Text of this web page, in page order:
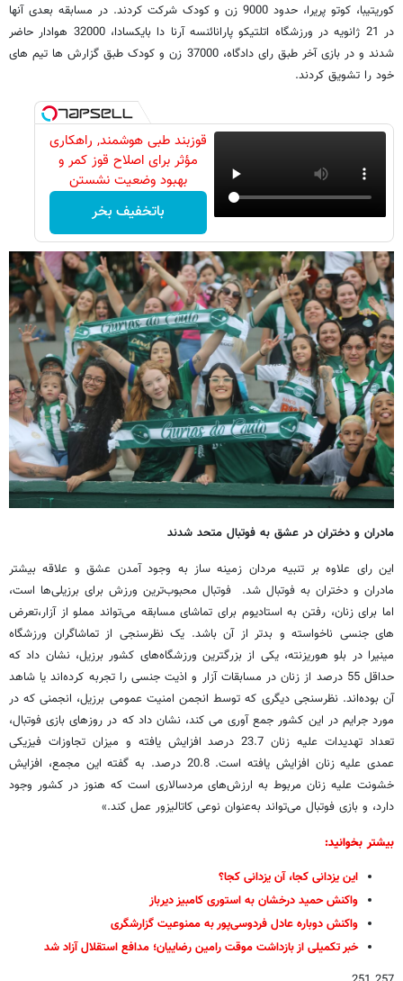
کوریتیبا، کوتو پریرا، حدود 9000 زن و کودک شرکت کردند. در مسابقه بعدی آنها
در 21 ژانویه در ورزشگاه اتلتیکو پارانائنسه آرنا دا بایکسادا، 32000 هوادار حاضر
شدند و در بازی آخر طبق رای دادگاه، 37000 زن و کودک طبق گزارش ها تیم های
خود را تشویق کردند.
قوزبند طبی هوشمند, راهکاری
مؤثر برای اصلاح قوز کمر و
بهبود وضعیت نشستن
باتخفیف بخر
مادران و دختران در عشق به فوتبال متحد شدند
این رای علاوه بر تنبیه مردان زمینه ساز به وجود آمدن عشق و علاقه بیشتر
مادران و دختران به فوتبال شد. فوتبال محبوب‌ترین ورزش برای برزیلی‌ها است،
اما برای زنان، رفتن به استادیوم برای تماشای مسابقه می‌تواند مملو از آزار،تعرض
های جنسی ناخواسته و بدتر از آن باشد. یک نظرسنجی از تماشاگران ورزشگاه
مینیرا در بلو هوریزنته، یکی از بزرگترین ورزشگاه‌های کشور برزیل، نشان داد که
حداقل 55 درصد از زنان در مسابقات آزار و اذیت جنسی را تجربه کرده‌اند یا شاهد
آن بوده‌اند. نظرسنجی دیگری که توسط انجمن امنیت عمومی برزیل، انجمنی که در
مورد جرایم در این کشور جمع آوری می کند، نشان داد که در روزهای بازی فوتبال،
تعداد تهدیدات علیه زنان 23.7 درصد افزایش یافته و میزان تجاوزات فیزیکی
عمدی علیه زنان افزایش یافته است. 20.8 درصد. به گفته این مجمع، افزایش
خشونت علیه زنان مربوط به ارزش‌های مردسالاری است که هنوز در کشور وجود
دارد، و بازی فوتبال می‌تواند به‌عنوان نوعی کاتالیزور عمل کند.»
بیشتر بخوانید:
این یزدانی کجا، آن یزدانی کجا؟
واکنش حمید درخشان به استوری کامبیز دیرباز
واکنش دوباره عادل فردوسی‌پور به ممنوعیت گزارشگری
خبر تکمیلی از بازداشت موقت رامین رضاییان؛ مدافع استقلال آزاد شد